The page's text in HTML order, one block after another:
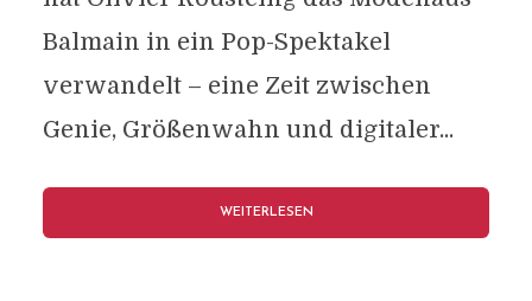
Balmain in ein Pop-Spektakel
verwandelt – eine Zeit zwischen
Genie, Größenwahn und digitaler...
WEITERLESEN